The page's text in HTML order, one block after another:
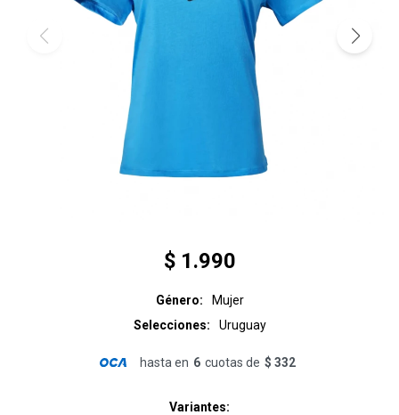
$ 1.990
Género
Mujer
Selecciones
Uruguay
hasta en 6 cuotas de $ 332
Variantes: